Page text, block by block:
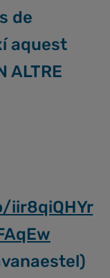
de
aquest
ALTRE